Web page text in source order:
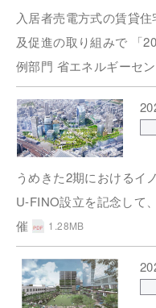
入居者売電方式の賃貸
及促進の取り組みで 「
例部門 省エネルギーセ
うめきた2期におけるイ
U-FINO設立を記念して
催
1.28MB